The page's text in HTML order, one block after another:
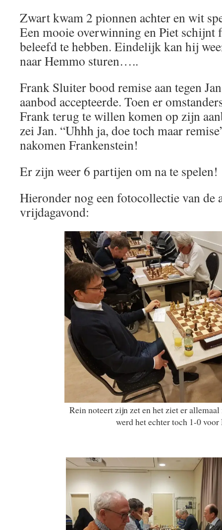
Zwart kwam 2 pionnen achter en wit
Een mooie overwinning en Piet schijnt
beleefd te hebben. Eindelijk kan hij
naar Hemmo sturen…..
Frank Sluiter bood remise aan tegen
aanbod accepteerde. Toen er
Frank terug te willen komen op zijn
zei Jan. “Uhhh ja, doe toch maar
nakomen Frankenstein!
Er zijn weer 6 partijen om na te spelen!
Hieronder nog een fotocollectie van de
vrijdagavond:
Rein noteert zijn zet en het ziet er
werd het echter toch 1-0 voor